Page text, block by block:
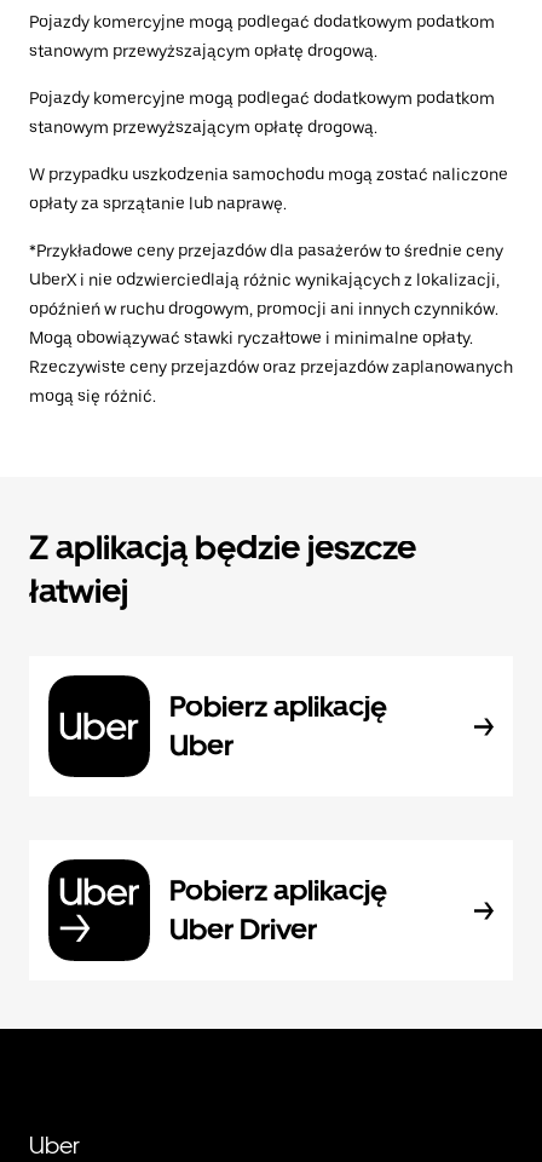
Pojazdy komercyjne mogą podlegać dodatkowym podatkom
stanowym przewyższającym opłatę drogową.
Pojazdy komercyjne mogą podlegać dodatkowym podatkom
stanowym przewyższającym opłatę drogową.
W przypadku uszkodzenia samochodu mogą zostać naliczone
opłaty za sprzątanie lub naprawę.
*Przykładowe ceny przejazdów dla pasażerów to średnie ceny
UberX i nie odzwierciedlają różnic wynikających z lokalizacji,
opóźnień w ruchu drogowym, promocji ani innych czynników.
Mogą obowiązywać stawki ryczałtowe i minimalne opłaty.
Rzeczywiste ceny przejazdów oraz przejazdów zaplanowanych
mogą się różnić.
Z aplikacją będzie jeszcze
łatwiej
Pobierz aplikację
Uber
Pobierz aplikację
Uber Driver
Uber